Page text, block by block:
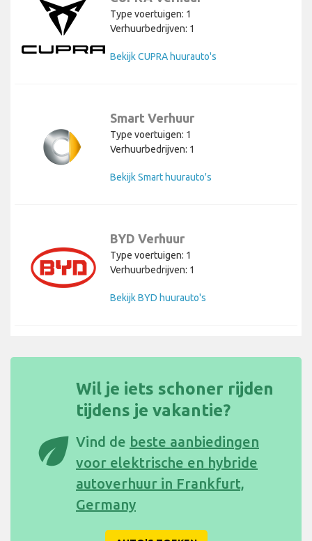
Type voertuigen: 1
Verhuurbedrijven: 1
Bekijk CUPRA huurauto's
Smart Verhuur
Type voertuigen: 1
Verhuurbedrijven: 1
Bekijk Smart huurauto's
BYD Verhuur
Type voertuigen: 1
Verhuurbedrijven: 1
Bekijk BYD huurauto's
eco
Wil je iets schoner rijden
tijdens je vakantie?
Vind de beste aanbiedingen
voor elektrische en hybride
autoverhuur in Frankfurt,
Germany